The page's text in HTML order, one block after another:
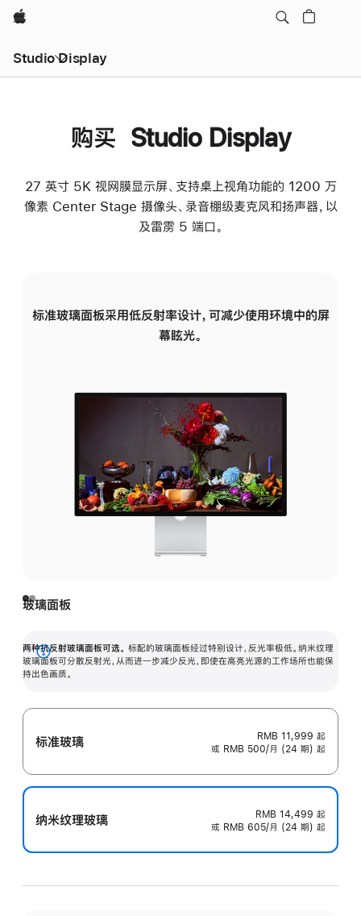
Apple
Studio Display
购买 Studio Display
27 英寸 5K 视网膜显示屏、支持桌上视角功能的 1200 万
像素 Center Stage 摄像头、录音棚级麦克风和扬声器，以
及雷雳 5 端口。
标准玻璃面板采用低反射率设计，可减少使用环境中的屏
幕眩光。
玻璃面板
两种抗反射玻璃面板可选。 标配的玻璃面板经过特别设计，反光率极低。纳米纹理
玻璃面板可分散反射光，从而进一步减少反光，即使在高亮光源的工作场所也能保
持出色画质。
展
开
标准玻璃 RMB 11,999 起
或 RMB 500/月 (24 期) 起
纳米纹理玻璃 RMB 14,499 起
或 RMB 605/月 (24 期) 起